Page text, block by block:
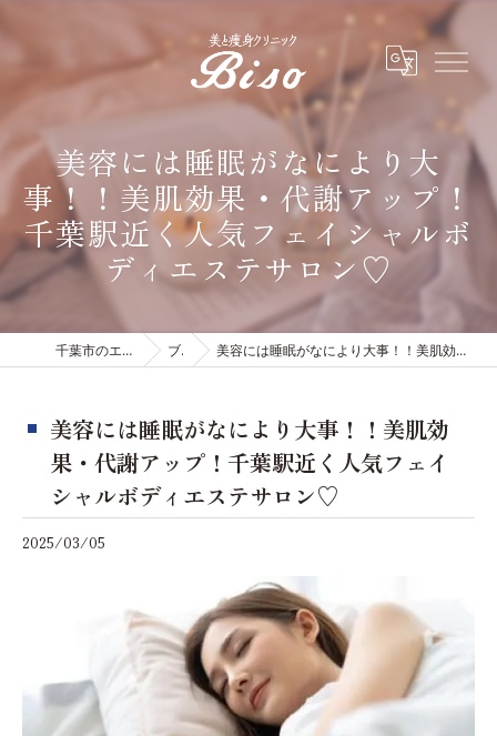
美容には睡眠がなにより大
事！！美肌効果・代謝アップ！
千葉駅近く人気フェイシャルボ
ディエステサロン♡
千葉市のエステは有限会社ビソウ ブログ 美容には睡眠がなにより大事！！美肌効果・代謝アップ！千葉駅近く人気フェイシャルボディエステサロン♡
美容には睡眠がなにより大事！！美肌効
果・代謝アップ！千葉駅近く人気フェイ
シャルボディエステサロン♡
2025/03/05